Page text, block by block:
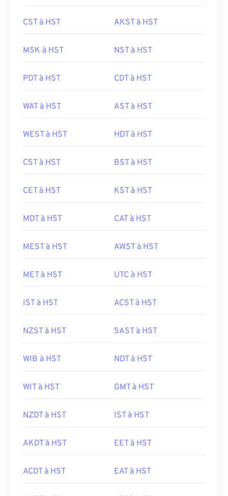
CST à HST AKST à HST
MSK à HST NST à HST
PDT à HST CDT à HST
WAT à HST AST à HST
WEST à HST HDT à HST
CST à HST BST à HST
CET à HST KST à HST
MDT à HST CAT à HST
MEST à HST AWST à HST
MET à HST UTC à HST
IST à HST ACST à HST
NZST à HST SAST à HST
WIB à HST NDT à HST
WIT à HST GMT à HST
NZDT à HST IST à HST
AKDT à HST EET à HST
ACDT à HST EAT à HST